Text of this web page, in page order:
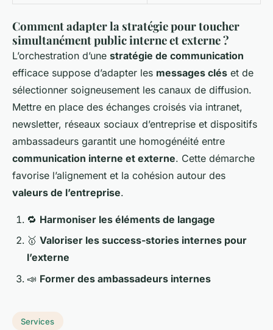
Comment adapter la stratégie pour toucher
simultanément public interne et externe ?
L’orchestration d’une stratégie de communication
efficace suppose d’adapter les messages clés et de
sélectionner soigneusement les canaux de diffusion.
Mettre en place des échanges croisés via intranet,
newsletter, réseaux sociaux d’entreprise et dispositifs
ambassadeurs garantit une homogénéité entre
communication interne et externe. Cette démarche
favorise l’alignement et la cohésion autour des
valeurs de l’entreprise.
🔁 Harmoniser les éléments de langage
🥇 Valoriser les success-stories internes pour
l’externe
📣 Former des ambassadeurs internes
Services